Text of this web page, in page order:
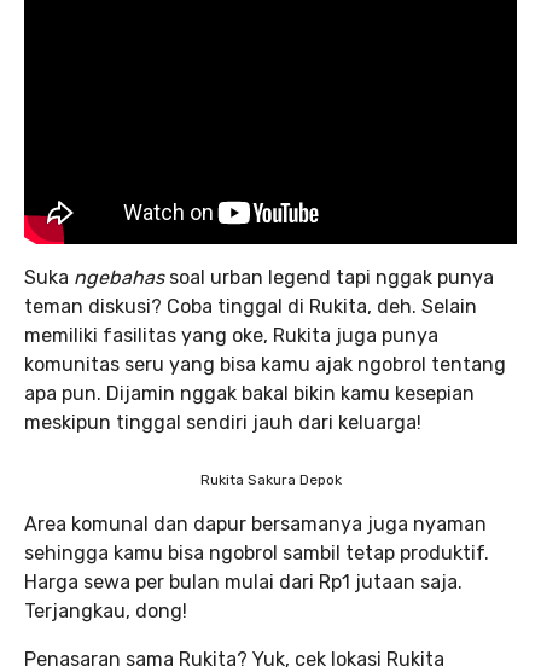
Suka ngebahassoal urban legend tapi nggak punya
teman diskusi? Coba tinggal di Rukita, deh. Selain
memiliki fasilitas yang oke, Rukita juga punya
komunitas seru yang bisa kamu ajak ngobrol tentang
apa pun. Dijamin nggak bakal bikin kamu kesepian
meskipun tinggal sendiri jauh dari keluarga!
Rukita Sakura Depok
Area komunal dan dapur bersamanya juga nyaman
sehingga kamu bisa ngobrol sambil tetap produktif.
Harga sewa per bulan mulai dari Rp1 jutaan saja.
Terjangkau, dong!
Penasaran sama Rukita? Yuk, cek lokasi Rukita